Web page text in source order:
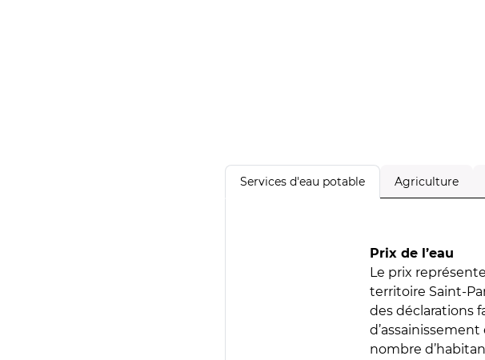
Services d'eau potable Agriculture
Prix de l’eau
Le prix
territoire Saint-
des déclarations
nombre